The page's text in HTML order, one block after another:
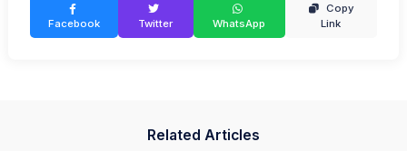
Facebook Twitter WhatsApp
Copy
Link
Related Articles